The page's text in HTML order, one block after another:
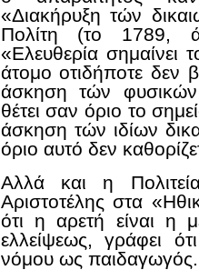
«Διακήρυξη τών
Πολίτη (το 1789,
«Ελευθερία σημαίνει
άτομο οτιδήποτε δεν
άσκηση τών
θέτει σαν όριο το
άσκηση τών ιδίων
όριο αυτό δεν
Αλλά και η
Αριστοτέλης στα
ότι η αρετή είναι η
ελλείψεως, γράφει
νόμου ως παιδαγωγός.